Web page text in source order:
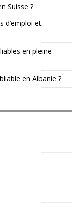
Suisse ?
d’emploi et
en pleine
en Albanie ?